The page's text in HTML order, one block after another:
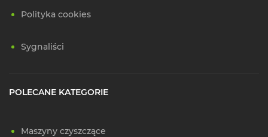
Polityka cookies
Sygnaliści
POLECANE KATEGORIE
Maszyny czyszczące